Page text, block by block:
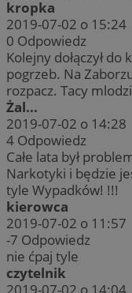
kropka
2019-07-02 o 15:24
0 Odpowiedz
Kolejny dołączył
pogrzeb. Na
rozpacz. Tacy
Żal...
2019-07-02 o 14:28
4 Odpowiedz
Całe lata był
Narkotyki i będzie
tyle Wypadków! !!!
kierowca
2019-07-02 o 11:57
-7 Odpowiedz
nie ćpaj tyle
czytelnik
2019-07-02 o 14:04